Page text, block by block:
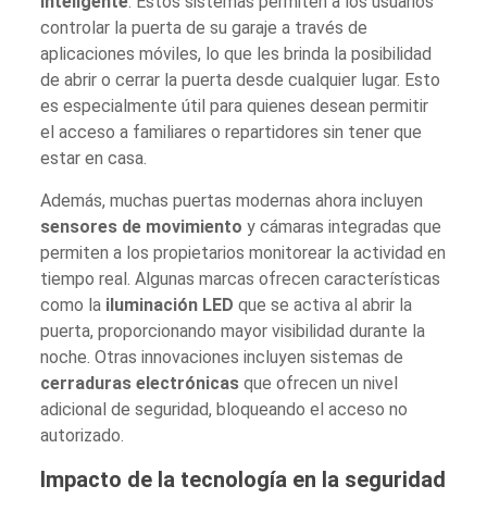
controlar la puerta de su garaje a través de
aplicaciones móviles, lo que les brinda la posibilidad
de abrir o cerrar la puerta desde cualquier lugar. Esto
es especialmente útil para quienes desean permitir
el acceso a familiares o repartidores sin tener que
estar en casa.
Además, muchas puertas modernas ahora incluyen
sensores de movimiento y cámaras integradas que
permiten a los propietarios monitorear la actividad en
tiempo real. Algunas marcas ofrecen características
como la iluminación LED que se activa al abrir la
puerta, proporcionando mayor visibilidad durante la
noche. Otras innovaciones incluyen sistemas de
cerraduras electrónicas que ofrecen un nivel
adicional de seguridad, bloqueando el acceso no
autorizado.
Impacto de la tecnología en la seguridad